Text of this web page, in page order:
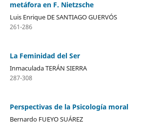
metáfora en F. Nietzsche
Luis Enrique DE SANTIAGO GUERVÓS
261-286
La Feminidad del Ser
Inmaculada TERÁN SIERRA
287-308
Perspectivas de la Psicología moral
Bernardo FUEYO SUÁREZ